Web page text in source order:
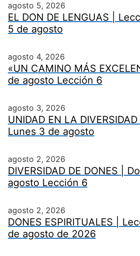
agosto 5, 2026
EL DON DE LENGUAS |
5 de agosto
agosto 4, 2026
«UN CAMINO MÁS
de agosto Lección 6
agosto 3, 2026
UNIDAD EN LA
Lunes 3 de agosto
agosto 2, 2026
DIVERSIDAD DE DONES |
agosto Lección 6
agosto 2, 2026
DONES ESPIRITUALES |
de agosto de 2026